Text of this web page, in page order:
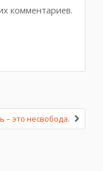
комментариев.
– это несвобода.